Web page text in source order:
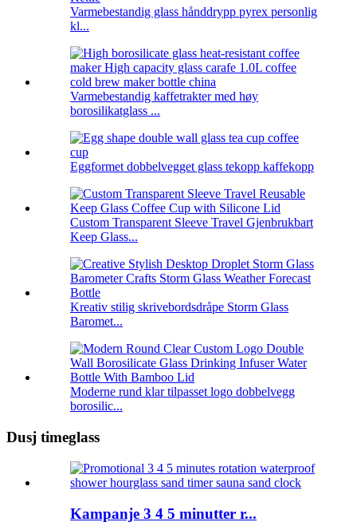
Varmebestandig glass hånddrypp pyrex personlig
kl...
Varmebestandig kaffetrakter med høy
borosilikatglass ...
Eggformet dobbelvegget glass tekopp kaffekopp
Custom Transparent Sleeve Travel Gjenbrukbart
Keep Glass...
Kreativ stilig skrivebordsdråpe Storm Glass
Baromet...
Moderne rund klar tilpasset logo dobbelvegg
borosilic...
Dusj timeglass
Kampanje 3 4 5 minutter r...